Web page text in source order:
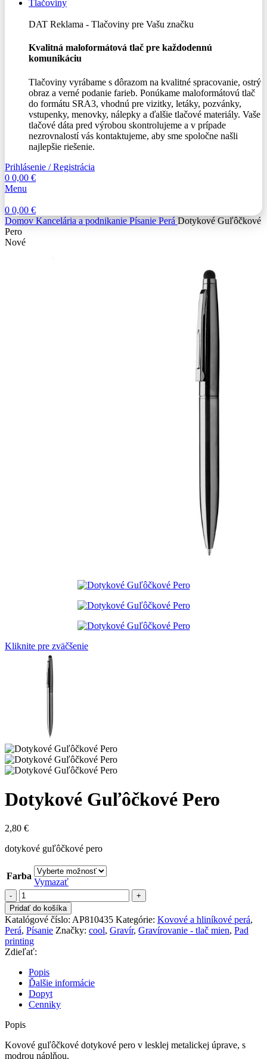
Tlačoviny
DAT Reklama - Tlačoviny pre Vašu značku
Kvalitná maloformátová tlač pre každodennú
komunikáciu
Tlačoviny vyrábame s dôrazom na kvalitné spracovanie, ostrý
obraz a verné podanie farieb. Ponúkame maloformátovú tlač
do formátu SRA3, vhodnú pre vizitky, letáky, pozvánky,
vstupenky, menovky, nálepky a ďalšie tlačové materiály. Vaše
tlačové dáta pred výrobou skontrolujeme a v prípade
nezrovnalostí vás kontaktujeme, aby sme spoločne našli
najlepšie riešenie.
Prihlásenie / Registrácia
0 0,00 €
Menu
0 0,00 €
Domov Kancelária a podnikanie Písanie Perá Dotykové Guľôčkové
Pero
Nové
Kliknite pre zväčšenie
Dotykové Guľôčkové Pero
2,80 €
dotykové guľôčkové pero
Farba
Vymazať
množstvo
Dotykové
Guľôčkové
Pero
Pridať do košíka
Katalógové číslo: AP810435 Kategórie: Kovové a hliníkové perá,
Perá, Písanie Značky: cool, Gravír, Gravírovanie - tlač mien, Pad
printing
Zdieľať:
Popis
Ďalšie informácie
Dopyt
Cenniky
Popis
Kovové guľôčkové dotykové pero v lesklej metalickej úprave, s
modrou náplňou.